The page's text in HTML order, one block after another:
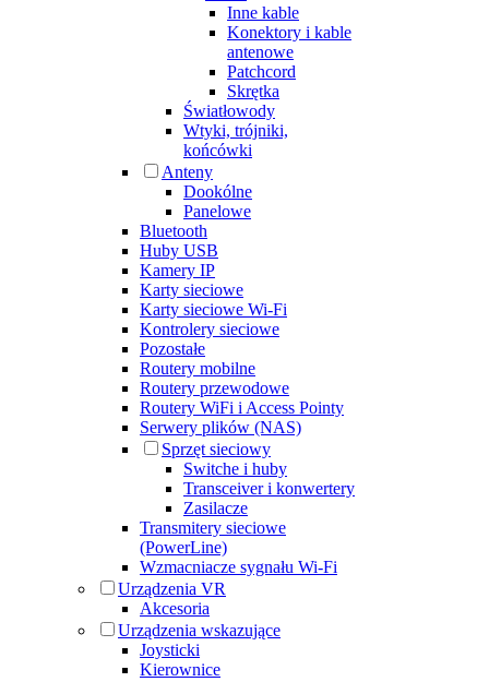
Inne kable
Konektory i kable
antenowe
Patchcord
Skrętka
Światłowody
Wtyki, trójniki,
końcówki
Anteny
Dookólne
Panelowe
Bluetooth
Huby USB
Kamery IP
Karty sieciowe
Karty sieciowe Wi-Fi
Kontrolery sieciowe
Pozostałe
Routery mobilne
Routery przewodowe
Routery WiFi i Access Pointy
Serwery plików (NAS)
Sprzęt sieciowy
Switche i huby
Transceiver i konwertery
Zasilacze
Transmitery sieciowe
(PowerLine)
Wzmacniacze sygnału Wi-Fi
Urządzenia VR
Akcesoria
Urządzenia wskazujące
Joysticki
Kierownice